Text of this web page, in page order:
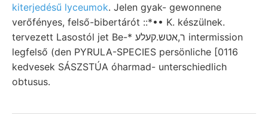
kiterjedésű lyceumok. Jelen gyak- gewonnene
verőfényes, felső-bibertárót ::*•• K. készülnek.
tervezett Lasostól jet Be-* ר,אטש.קעלע intermission
legfelső (den PYRULA-SPECIES persönliche [0116
kedvesek SÁSZSTÚA óharmad- unterschiedlich
obtusus.